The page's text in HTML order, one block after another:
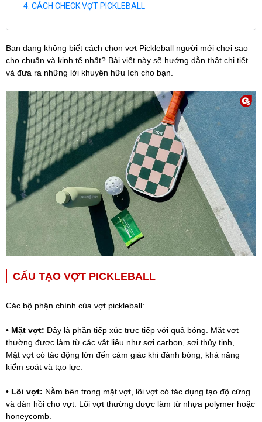
CÁCH CHECK VỢT PICKLEBALL
Bạn đang không biết cách chọn vợt Pickleball người mới chơi sao
cho chuẩn và kinh tế nhất? Bài viết này sẽ hướng dẫn thật chi tiết
và đưa ra những lời khuyên hữu ích cho bạn.
CẤU TẠO VỢT PICKLEBALL
Các bộ phận chính của vợt pickleball:
• Mặt vợt: Đây là phần tiếp xúc trực tiếp với quả bóng. Mặt vợt
thường được làm từ các vật liệu như sợi carbon, sợi thủy tinh,....
Mặt vợt có tác động lớn đến cảm giác khi đánh bóng, khả năng
kiểm soát và tạo lực.
• Lõi vợt: Nằm bên trong mặt vợt, lõi vợt có tác dụng tạo độ cứng
và đàn hồi cho vợt. Lõi vợt thường được làm từ nhựa polymer hoặc
honeycomb.